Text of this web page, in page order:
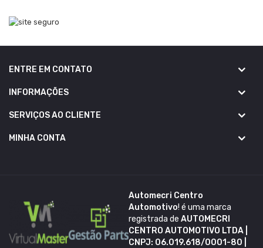
ENTRE EM CONTATO
INFORMAÇÕES
SERVIÇOS AO CLIENTE
MINHA CONTA
Automecri Centro
Automotivo! é uma marca
registrada deAUTOMECRI
CENTRO AUTOMOTIVO LTDA |
CNPJ: 06.019.618/0001-80 |